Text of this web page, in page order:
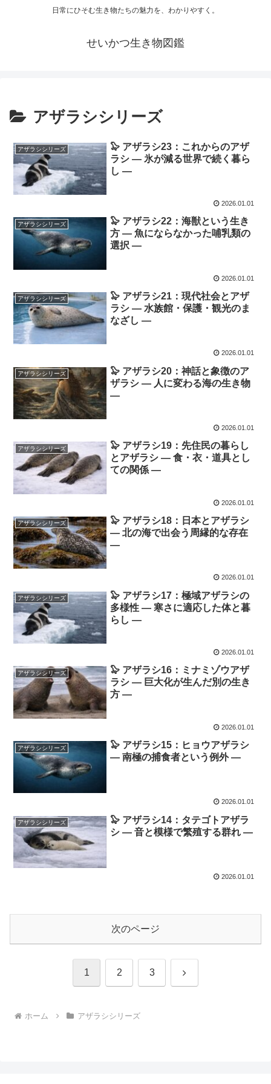
日常にひそむ生き物たちの魅力を、わかりやすく。
せいかつ生き物図鑑
アザラシシリーズ
アザラシシリーズ
🦭 アザラシ23：これからのアザ
ラシ ― 氷が減る世界で続く暮ら
し ―
2026.01.01
アザラシシリーズ
🦭 アザラシ22：海獣という生き
方 ― 魚にならなかった哺乳類の
選択 ―
2026.01.01
アザラシシリーズ
🦭 アザラシ21：現代社会とアザ
ラシ ― 水族館・保護・観光のま
なざし ―
2026.01.01
アザラシシリーズ
🦭 アザラシ20：神話と象徴のア
ザラシ ― 人に変わる海の生き物
―
2026.01.01
アザラシシリーズ
🦭 アザラシ19：先住民の暮らし
とアザラシ ― 食・衣・道具とし
ての関係 ―
2026.01.01
アザラシシリーズ
🦭 アザラシ18：日本とアザラシ
― 北の海で出会う周縁的な存在
―
2026.01.01
アザラシシリーズ
🦭 アザラシ17：極域アザラシの
多様性 ― 寒さに適応した体と暮
らし ―
2026.01.01
アザラシシリーズ
🦭 アザラシ16：ミナミゾウアザ
ラシ ― 巨大化が生んだ別の生き
方 ―
2026.01.01
アザラシシリーズ
🦭 アザラシ15：ヒョウアザラシ
― 南極の捕食者という例外 ―
2026.01.01
アザラシシリーズ
🦭 アザラシ14：タテゴトアザラ
シ ― 音と模様で繁殖する群れ ―
2026.01.01
次のページ
1 2 3 次
ホーム アザラシシリーズ